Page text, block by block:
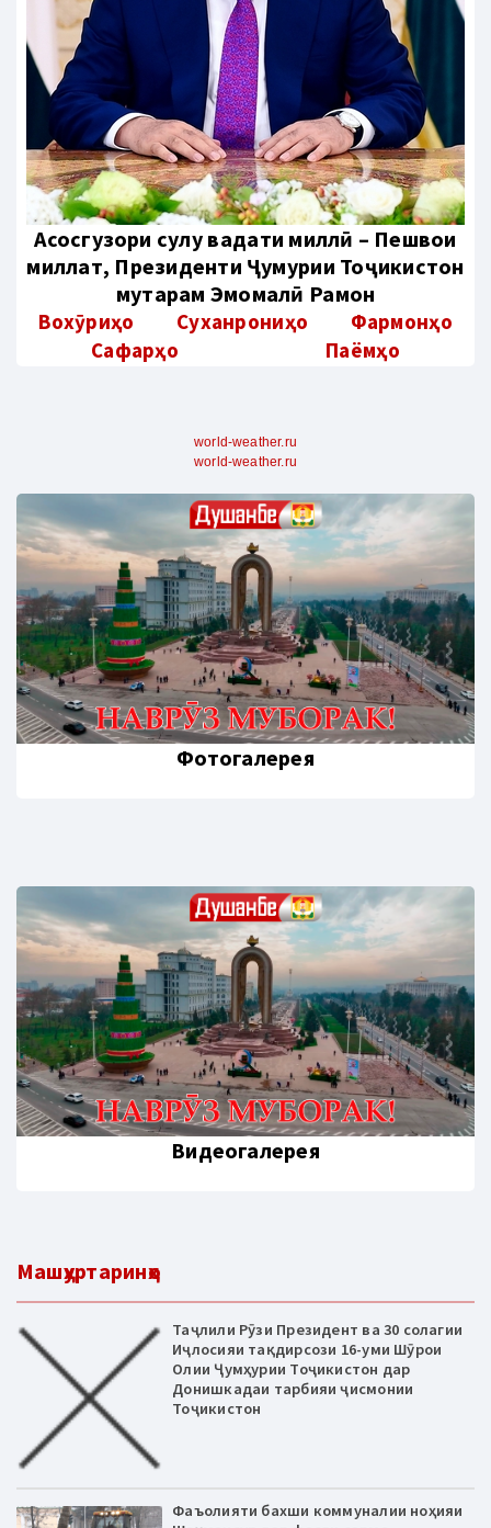
Aсосгузори сулҳу ваҳдати миллӣ – Пешвои
миллат, Президенти Ҷумҳурии Тоҷикистон
муҳтарам Эмомалӣ Раҳмон
Вохӯриҳо Суханрониҳо
Фармонҳо
Сафарҳо
Паёмҳо
world-weather.ru
world-weather.ru
Фотогалерея
Видеогалерея
Машҳуртаринҳо
Таҷлили Рӯзи Президент ва 30 солагии
Иҷлосияи тақдирсози 16-уми Шӯрои
Олии Ҷумҳурии Тоҷикистон дар
Донишкадаи тарбияи ҷисмонии
Тоҷикистон
Фаъолияти бахши коммуналии ноҳияи